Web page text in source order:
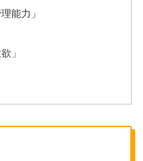
能力」
」